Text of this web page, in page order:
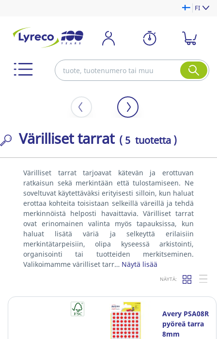
FI
Värilliset tarrat ( 5 tuotetta )
Värilliset tarrat tarjoavat kätevän ja erottuvan
ratkaisun sekä merkintään että tulostamiseen. Ne
soveltuvat käytettäväksi erityisesti silloin, kun haluat
erottaa kohteita toisistaan selkeillä väreillä ja tehdä
merkinnöistä helposti havaittavia. Värilliset tarrat
ovat erinomainen valinta myös tapauksissa, kun
haluat lisätä väriä ja selkeyttä erilaisiin
merkintätarpeisiin, olipa kyseessä arkistointi,
organisointi tai tuotteiden merkitseminen.
Valikoimamme värilliset tarr… Näytä lisää
NÄYTÄ:
Avery PSA08R
pyöreä tarra
8mm